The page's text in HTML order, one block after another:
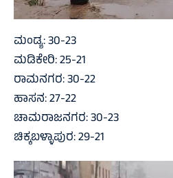
ಮಂಡ್ಯ: 30-23
ಮಡಿಕೇರಿ: 25-21
ರಾಮನಗರ: 30-22
ಹಾಸನ: 27-22
ಚಾಮರಾಜನಗರ: 30-23
ಚಿಕ್ಕಬಳ್ಳಾಪುರ: 29-21